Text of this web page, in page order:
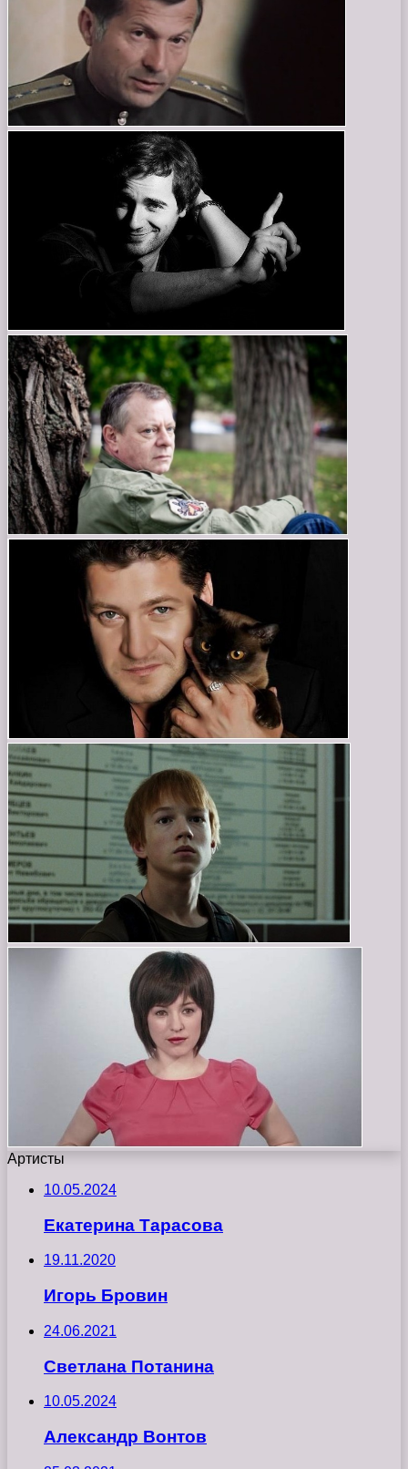
Артисты
10.05.2024
Екатерина Тарасова
19.11.2020
Игорь Бровин
24.06.2021
Светлана Потанина
10.05.2024
Александр Вонтов